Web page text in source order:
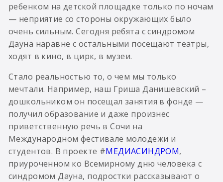
ребенком на детской площадке только по ночам
— неприятие со стороны окружающих было
очень сильным. Сегодня ребята с синдромом
Дауна наравне с остальными посещают театры,
ходят в кино, в цирк, в музеи.
Стало реальностью то, о чем мы только
мечтали. Например, наш Гриша Данишевский –
дошкольником он посещал занятия в фонде —
получил образование и даже произнес
приветственную речь в Сочи на
Международном фестивале молодежи и
студентов. В проекте #МЕДИАСИНДРОМ,
приуроченном ко Всемирному дню человека с
синдромом Дауна, подростки рассказывают о